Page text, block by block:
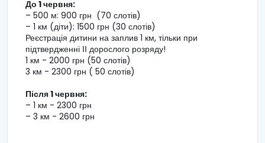
До 1 червня:
– 500 м: 900 грн (70 слотів)
– 1 км (діти): 1500 грн (30 слотів)
Реєстрація дитини на заплив 1 км, тільки при
підтвердженні ІІ дорослого розряду!
1 км - 2000 грн (50 слотів)
3 км - 2300 грн ( 50 слотів)
Після 1 червня:
– 1 км - 2300 грн
– 3 км - 2600 грн